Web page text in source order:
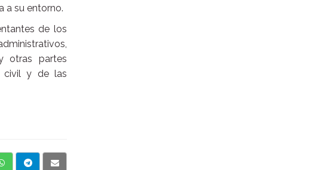
a su entorno.
de los
otras partes
civil y de las